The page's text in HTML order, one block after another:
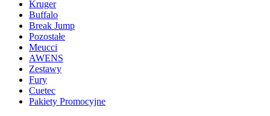
Kruger
Buffalo
Break Jump
Pozostałe
Meucci
AWENS
Zestawy
Fury
Cuetec
Pakiety Promocyjne